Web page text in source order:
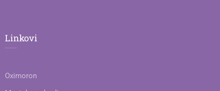
Linkovi
Oximoron